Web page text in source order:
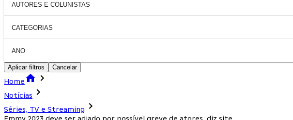
AUTORES E COLUNISTAS
CATEGORIAS
ANO
Aplicar filtros Cancelar
Home
Notícias
Séries, TV e Streaming